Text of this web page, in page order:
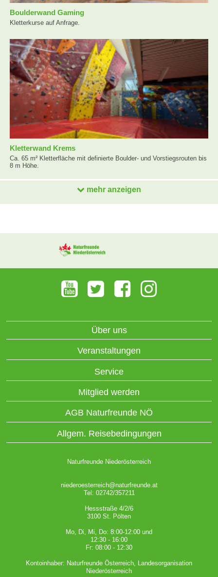
Boulderwand Gaming
Kletterkurse auf Anfrage.
Kletterwand Krems
Ca. 65 m² Kletterfläche mit definierte Boulder- und Vorstiegsrouten bis
8 m Höhe.
mehr anzeigen
Über uns
Veranstaltungen
Service
Mitglied werden
AGB Naturfreunde NÖ
Allgem. Reisebedingungen
Naturfreunde Niederösterreich
niederoesterreich@naturfreunde.at
Tel: 02742/357211
Hessstraße 4/2/6
3100 St. Pölten
Mo, Di, Mi, Do: 8:00-12:00 und
12:30 - 16:00
Fr: 08:00 - 12:30
Kontoinhaber: Naturfreunde Österreich, Landesorganisation
Niederösterreich